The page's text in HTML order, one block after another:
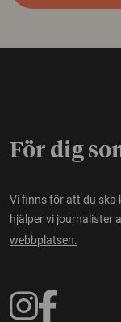
För dig
Vi finns för att du ska
hjälper vi journalister
webbplatsen.